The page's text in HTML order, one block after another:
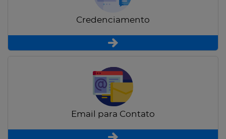
Credenciamento
Email para Contato